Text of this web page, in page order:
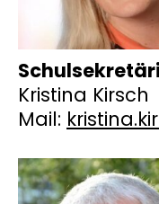
Kristina Kirsch
Mail: